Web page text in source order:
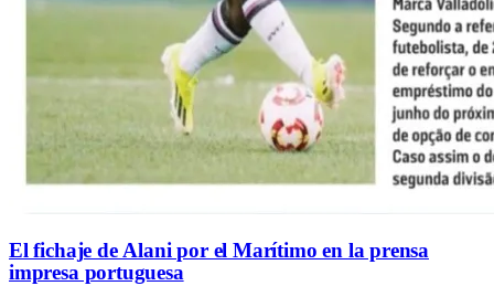
El fichaje de Alani por el Marítimo en la prensa
impresa portuguesa